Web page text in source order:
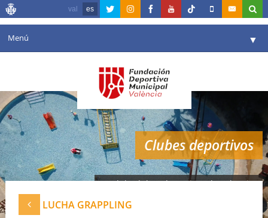
val es
Menú ▼
Agenda
Instalaciones
Comunicación ▼
Valencia en deporte ▼
Clubes deportivos
Red de clubes deportivos de Valencia
LUCHA GRAPPLING